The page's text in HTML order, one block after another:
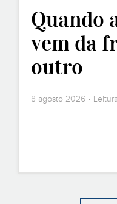
Quando
vem da
outro
8 agosto 2026 •